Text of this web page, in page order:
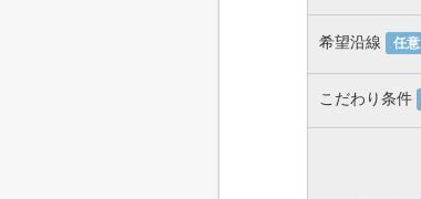
希望沿線 任意
こだわり条件